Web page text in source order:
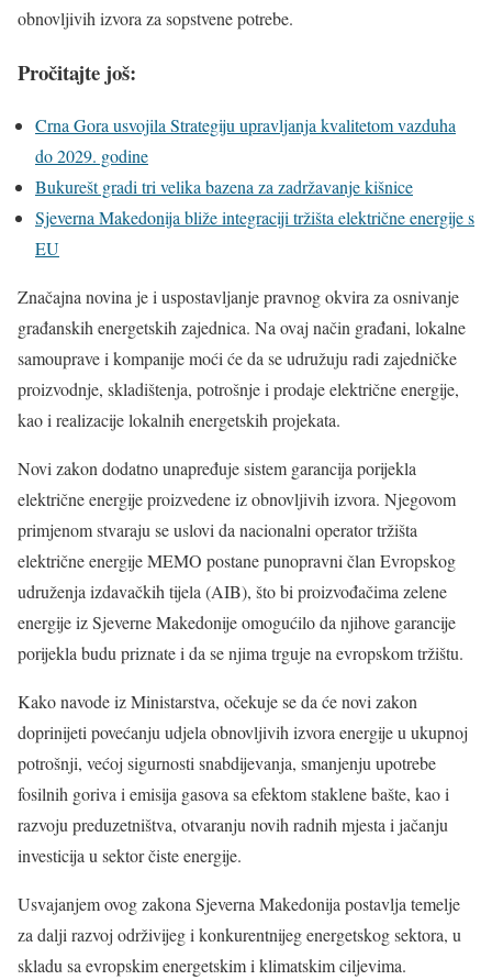
obnovljivih izvora za sopstvene potrebe.
Pročitajte još:
Crna Gora usvojila Strategiju upravljanja kvalitetom vazduha
do 2029. godine
Bukurešt gradi tri velika bazena za zadržavanje kišnice
Sjeverna Makedonija bliže integraciji tržišta električne energije s
EU
Značajna novina je i uspostavljanje pravnog okvira za osnivanje
građanskih energetskih zajednica. Na ovaj način građani, lokalne
samouprave i kompanije moći će da se udružuju radi zajedničke
proizvodnje, skladištenja, potrošnje i prodaje električne energije,
kao i realizacije lokalnih energetskih projekata.
Novi zakon dodatno unapređuje sistem garancija porijekla
električne energije proizvedene iz obnovljivih izvora. Njegovom
primjenom stvaraju se uslovi da nacionalni operator tržišta
električne energije MEMO postane punopravni član Evropskog
udruženja izdavačkih tijela (AIB), što bi proizvođačima zelene
energije iz Sjeverne Makedonije omogućilo da njihove garancije
porijekla budu priznate i da se njima trguje na evropskom tržištu.
Kako navode iz Ministarstva, očekuje se da će novi zakon
doprinijeti povećanju udjela obnovljivih izvora energije u ukupnoj
potrošnji, većoj sigurnosti snabdijevanja, smanjenju upotrebe
fosilnih goriva i emisija gasova sa efektom staklene bašte, kao i
razvoju preduzetništva, otvaranju novih radnih mjesta i jačanju
investicija u sektor čiste energije.
Usvajanjem ovog zakona Sjeverna Makedonija postavlja temelje
za dalji razvoj održivijeg i konkurentnijeg energetskog sektora, u
skladu sa evropskim energetskim i klimatskim ciljevima.